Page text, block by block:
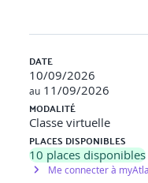
projets
2025-2028-2031
DATE
10/09/2026
au 11/09/2026
MODALITÉ
Classe virtuelle
PLACES DISPONIBLES
10 places disponibles
Me connecter à